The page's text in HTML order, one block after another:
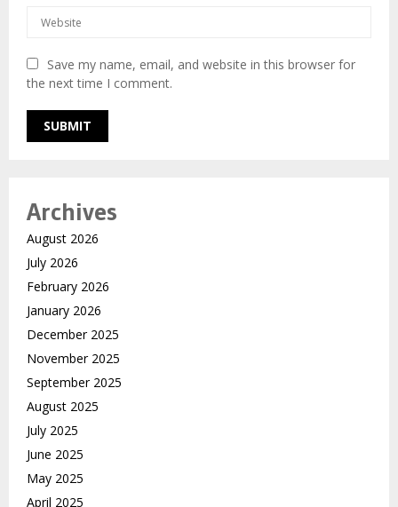
Save my name, email, and website in this browser for
the next time I comment.
Archives
August 2026
July 2026
February 2026
January 2026
December 2025
November 2025
September 2025
August 2025
July 2025
June 2025
May 2025
April 2025